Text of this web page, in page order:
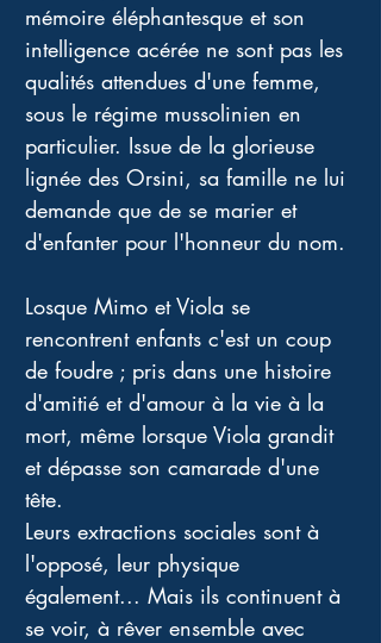
mémoire éléphantesque et son
intelligence acérée ne sont pas les
qualités attendues d'une femme,
sous le régime mussolinien en
particulier. Issue de la glorieuse
lignée des Orsini, sa famille ne lui
demande que de se marier et
d'enfanter pour l'honneur du nom.
Losque Mimo et Viola se
rencontrent enfants c'est un coup
de foudre ; pris dans une histoire
d'amitié et d'amour à la vie à la
mort, même lorsque Viola grandit
et dépasse son camarade d'une
tête.
Leurs extractions sociales sont à
l'opposé, leur physique
également... Mais ils continuent à
se voir, à rêver ensemble avec